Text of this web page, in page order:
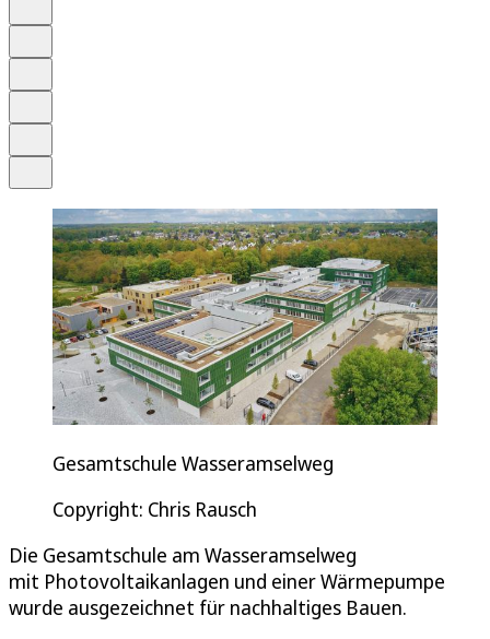
Gesamtschule Wasseramselweg
Copyright: Chris Rausch
Die Gesamtschule am Wasseramselweg
mit Photovoltaikanlagen und einer Wärmepumpe
wurde ausgezeichnet für nachhaltiges Bauen.